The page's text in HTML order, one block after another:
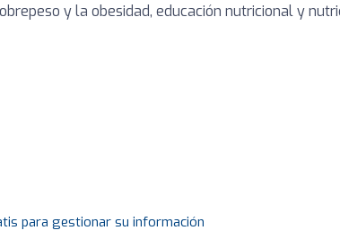
y la obesidad, educación nutricional y
para gestionar su información